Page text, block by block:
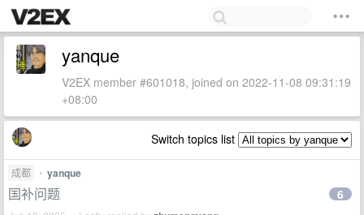
yanque
V2EX member #601018, joined on 2022-11-08 09:31:19
+08:00
Switch topics list
成都 • yanque
国补问题 6